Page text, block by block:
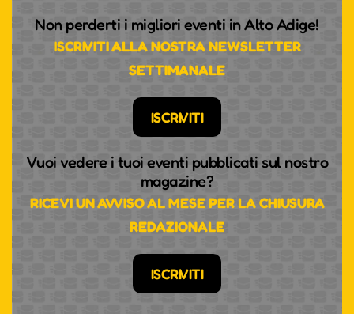
Non perderti i migliori eventi in Alto Adige!
ISCRIVITI ALLA NOSTRA NEWSLETTER
SETTIMANALE
ISCRIVITI
Vuoi vedere i tuoi eventi pubblicati sul nostro
magazine?
RICEVI UN AVVISO AL MESE PER LA CHIUSURA
REDAZIONALE
ISCRIVITI